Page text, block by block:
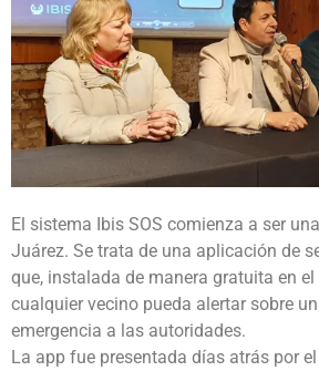
El sistema Ibis SOS comienza a ser
Juárez. Se trata de una aplicación de
que, instalada de manera gratuita en
cualquier vecino pueda alertar sobre
emergencia a las autoridades.
La app fue presentada días atrás por